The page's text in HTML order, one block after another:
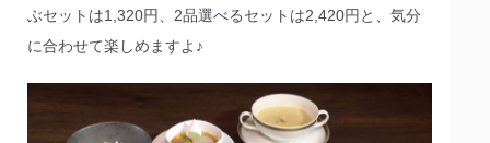
ぶセットは1,320円、2品選べるセットは2,420円と、気分
に合わせて楽しめますよ♪